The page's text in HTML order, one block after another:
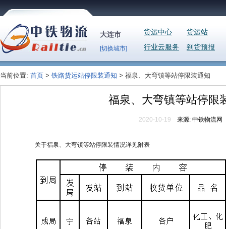
大连市
[切换城市]
货运站
货运中心
到货预报
行业云服务
当前位置: 首页 > 铁路货运站停限装通知 > 福泉、大弯镇等站停限装通知
福泉、大弯镇等站停限
2020-10-19 来源: 中铁物流网
关于福泉、大弯镇等站停限装情况详见附表